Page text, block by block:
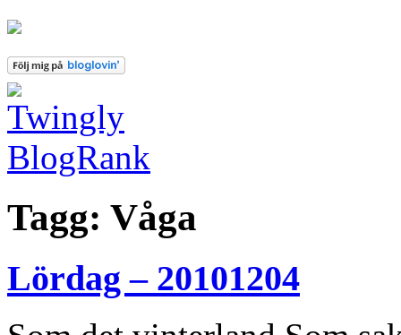
Tagg: Våga
Lördag – 20101204